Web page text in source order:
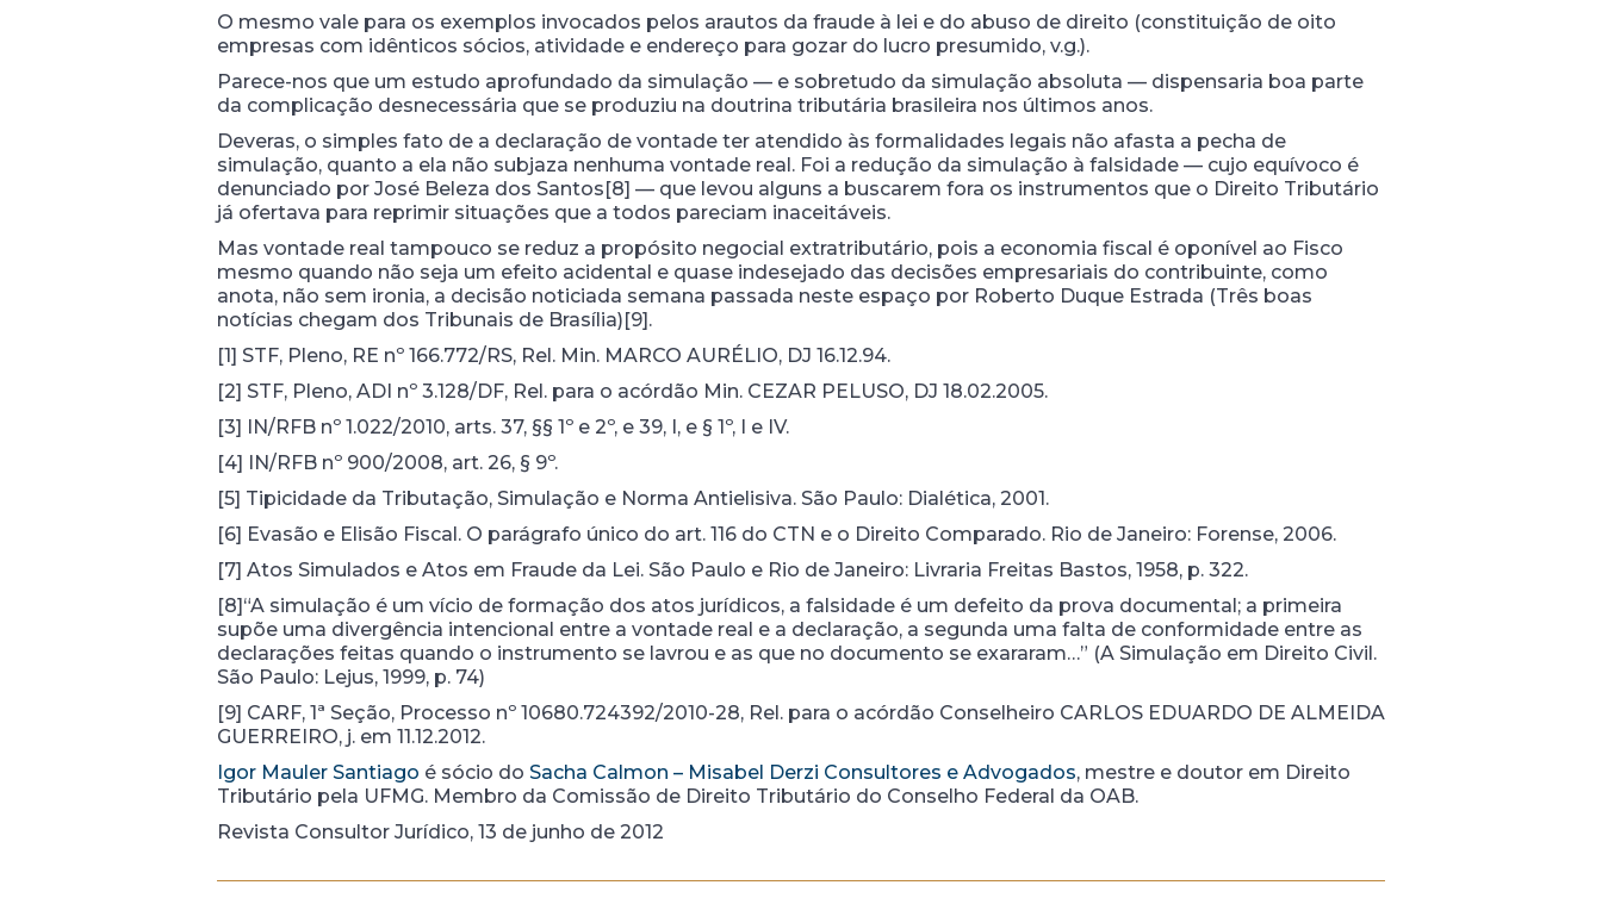
O mesmo vale para os exemplos invocados pelos arautos da fraude à lei e do abuso de direito (constituição de oito
empresas com idênticos sócios, atividade e endereço para gozar do lucro presumido, v.g.).
Parece-nos que um estudo aprofundado da simulação — e sobretudo da simulação absoluta — dispensaria boa parte
da complicação desnecessária que se produziu na doutrina tributária brasileira nos últimos anos.
Deveras, o simples fato de a declaração de vontade ter atendido às formalidades legais não afasta a pecha de
simulação, quanto a ela não subjaza nenhuma vontade real. Foi a redução da simulação à falsidade — cujo equívoco é
denunciado por José Beleza dos Santos[8] — que levou alguns a buscarem fora os instrumentos que o Direito Tributário
já ofertava para reprimir situações que a todos pareciam inaceitáveis.
Mas vontade real tampouco se reduz a propósito negocial extratributário, pois a economia fiscal é oponível ao Fisco
mesmo quando não seja um efeito acidental e quase indesejado das decisões empresariais do contribuinte, como
anota, não sem ironia, a decisão noticiada semana passada neste espaço por Roberto Duque Estrada (Três boas
notícias chegam dos Tribunais de Brasília)[9].
[1] STF, Pleno, RE nº 166.772/RS, Rel. Min. MARCO AURÉLIO, DJ 16.12.94.
[2] STF, Pleno, ADI nº 3.128/DF, Rel. para o acórdão Min. CEZAR PELUSO, DJ 18.02.2005.
[3] IN/RFB nº 1.022/2010, arts. 37, §§ 1º e 2º, e 39, I, e § 1º, I e IV.
[4] IN/RFB nº 900/2008, art. 26, § 9º.
[5] Tipicidade da Tributação, Simulação e Norma Antielisiva. São Paulo: Dialética, 2001.
[6] Evasão e Elisão Fiscal. O parágrafo único do art. 116 do CTN e o Direito Comparado. Rio de Janeiro: Forense, 2006.
[7] Atos Simulados e Atos em Fraude da Lei. São Paulo e Rio de Janeiro: Livraria Freitas Bastos, 1958, p. 322.
[8]“A simulação é um vício de formação dos atos jurídicos, a falsidade é um defeito da prova documental; a primeira
supõe uma divergência intencional entre a vontade real e a declaração, a segunda uma falta de conformidade entre as
declarações feitas quando o instrumento se lavrou e as que no documento se exararam…” (A Simulação em Direito Civil.
São Paulo: Lejus, 1999, p. 74)
[9] CARF, 1ª Seção, Processo nº 10680.724392/2010-28, Rel. para o acórdão Conselheiro CARLOS EDUARDO DE ALMEIDA
GUERREIRO, j. em 11.12.2012.
Igor Mauler Santiago é sócio do Sacha Calmon – Misabel Derzi Consultores e Advogados, mestre e doutor em Direito
Tributário pela UFMG. Membro da Comissão de Direito Tributário do Conselho Federal da OAB.
Revista Consultor Jurídico, 13 de junho de 2012